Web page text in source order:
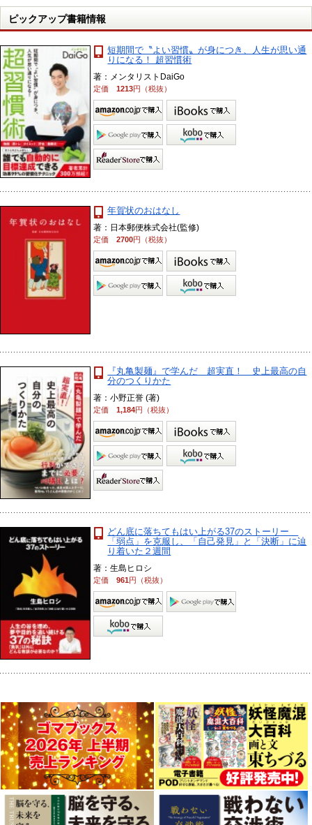
ピックアップ書籍情報
短期間で〝よい習慣〟が身につき、人生が思い通
りになる！ 超習慣術
著：メンタリストDaiGo
定価1213円（税抜）
年賀状のおはなし
著：日本郵便株式会社(監修)
定価2700円（税抜）
『丸亀製麺』で学んだ 超実直！ 史上最高の自
分のつくりかた
著：小野正誉 (著)
定価1,184円（税抜）
どん底に落ちてもはい上がる37のストーリー
「弱点」を克服し、「自己発見」と「決断」に辿
り着いた２週間
著：生島ヒロシ
定価961円（税抜）